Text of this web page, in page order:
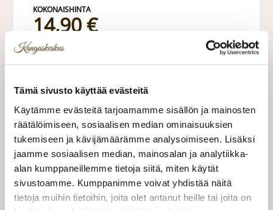
Tämä sivusto käyttää evästeitä
Käytämme evästeitä tarjoamamme sisällön ja mainosten
räätälöimiseen, sosiaalisen median ominaisuuksien
tukemiseen ja kävijämäärämme analysoimiseen. Lisäksi
jaamme sosiaalisen median, mainosalan ja analytiikka-
alan kumppaneillemme tietoja siitä, miten käytät
sivustoamme. Kumppanimme voivat yhdistää näitä
tietoja muihin tietoihin, joita olet antanut heille tai joita on
14,90 €
VALITSE KANKAAN PITUUS
LISÄÄ OSTOSKORIIN
Tilaa näytepala kankaasta
Näytepalan hinta 1,50 €. Koko n. 10x10 cm.